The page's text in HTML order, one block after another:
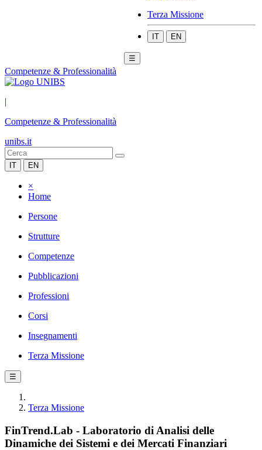
Terza Missione
IT EN
☰
Competenze & Professionalità
|
Competenze & Professionalità
unibs.it
IT EN
×
Home
Persone
Strutture
Competenze
Pubblicazioni
Professioni
Corsi
Insegnamenti
Terza Missione
☰
Terza Missione
FinTrend.Lab - Laboratorio di Analisi delle
Dinamiche dei Sistemi e dei Mercati Finanziari